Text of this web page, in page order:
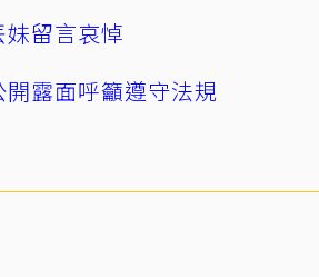
留言哀悼
露面呼籲遵守法規